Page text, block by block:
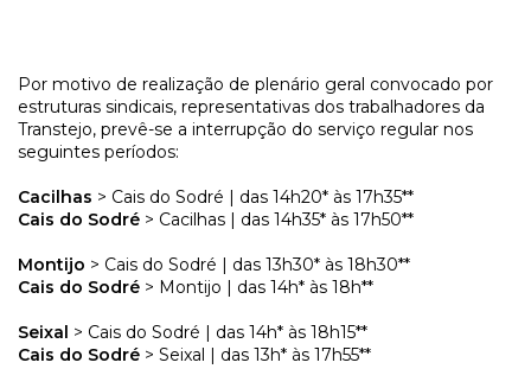
Por motivo de realização de plenário geral convocado por
estruturas sindicais, representativas dos trabalhadores da
Transtejo, prevê-se a interrupção do serviço regular nos
seguintes períodos:
Cacilhas > Cais do Sodré | das 14h20* às 17h35**
Cais do Sodré > Cacilhas | das 14h35* às 17h50**
Montijo > Cais do Sodré | das 13h30* às 18h30**
Cais do Sodré > Montijo | das 14h* às 18h**
Seixal > Cais do Sodré | das 14h* às 18h15**
Cais do Sodré > Seixal | das 13h* às 17h55**